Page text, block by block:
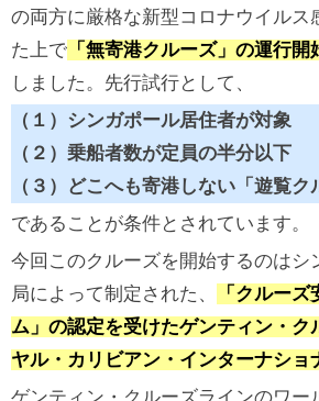
の両方に厳格な新型コロナウイルス
た上で 「無寄港クルーズ」の運行開
しました。先行試行として、
（１）シンガポール居住者が対象
（２）乗船者数が定員の半分以下
（３）どこへも寄港しない「遊覧ク
であることが条件とされています。
今回このクルーズを開始するのはシ
局によって制定された、
「クルー
ム」の認定を受けたゲンティン・ク
ヤル・カリビアン・インターナショ